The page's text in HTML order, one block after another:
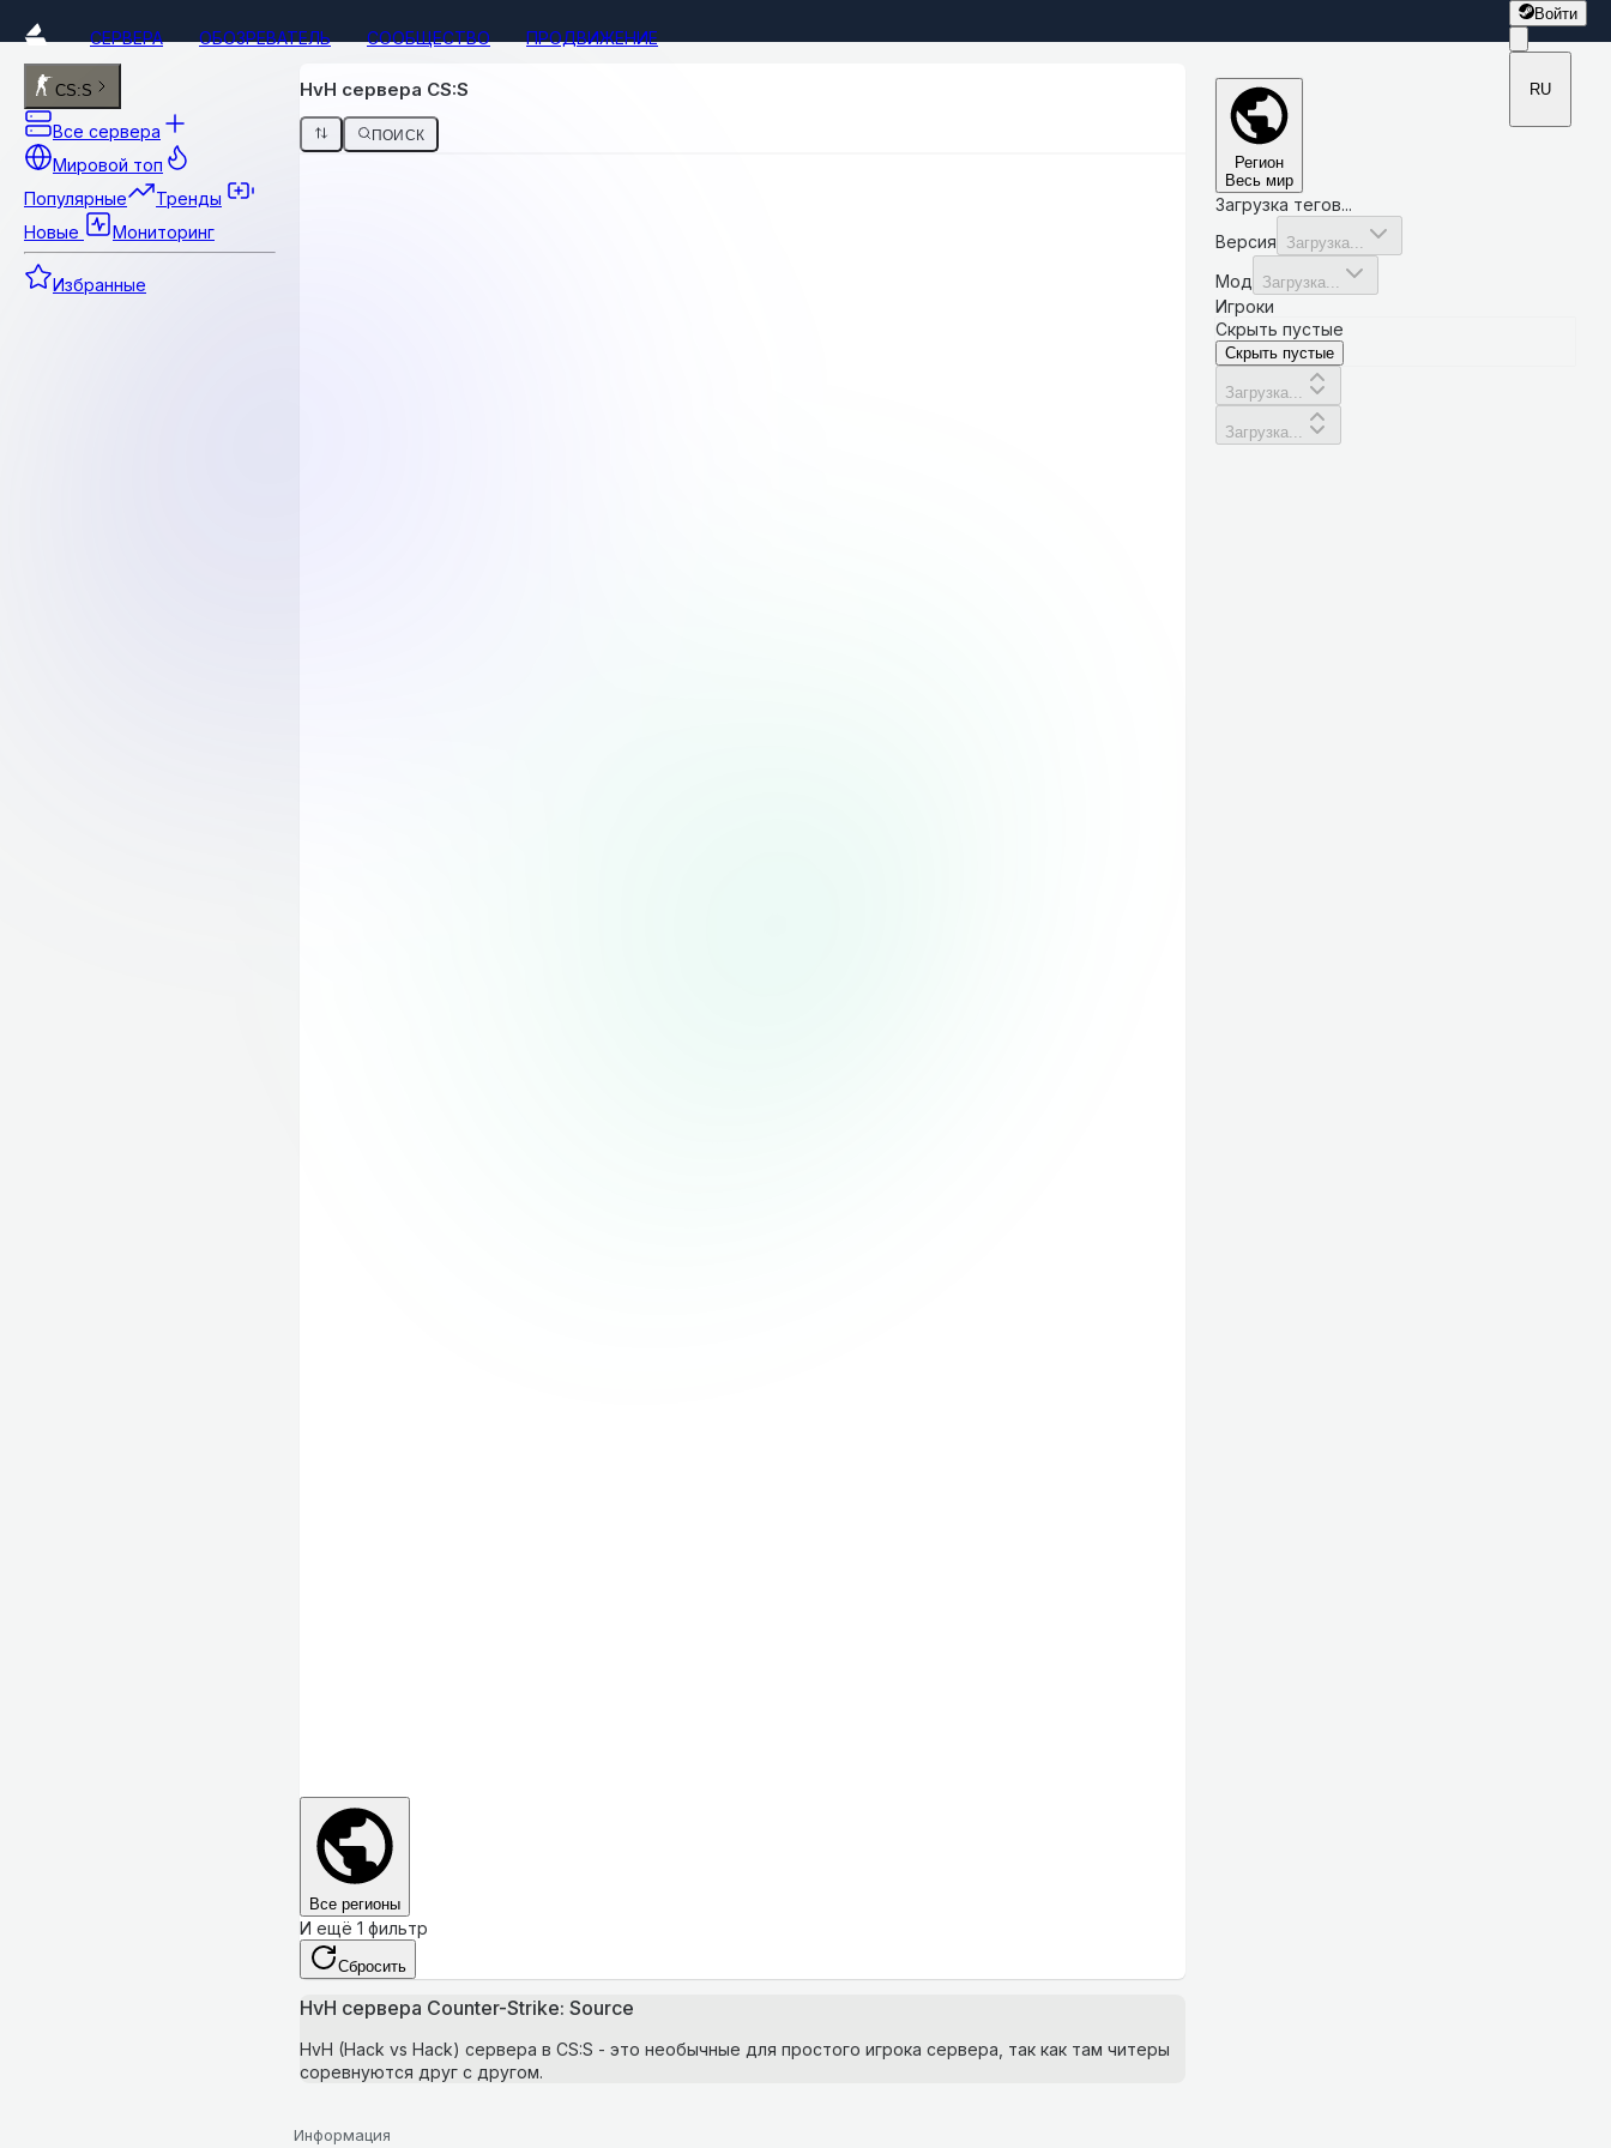
СЕРВЕРА ОБОЗРЕВАТЕЛЬ СООБЩЕСТВО ПРОДВИЖЕНИЕ
Войти
RU
CS:S
Все сервера
Мировой топ
Популярные
Тренды
Новые
Мониторинг
Избранные
HvH сервера CS:S
ПОИСК
Все регионы
И ещё 1 фильтр
Сбросить
HvH сервера Counter-Strike: Source
HvH (Hack vs Hack) сервера в CS:S - это необычные для простого игрока сервера, так как там читеры
соревнуются друг с другом.
Регион
Весь мир
Загрузка тегов...
Версия
Загрузка...
Мод Загрузка...
Игроки
Скрыть пустые
Скрыть пустые
Загрузка...
Загрузка...
Информация